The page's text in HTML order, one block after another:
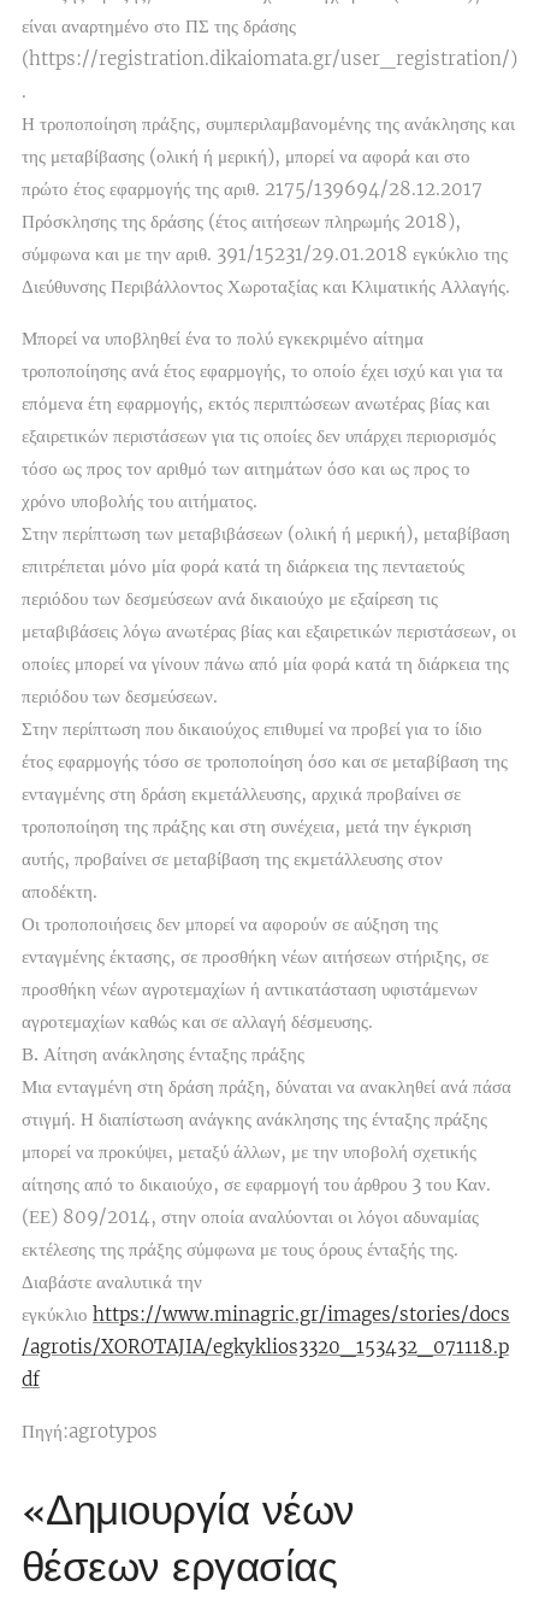
είναι αναρτημένο στο ΠΣ της δράσης
(https://registration.dikaiomata.gr/user_registration/)
.
Η τροποποίηση πράξης, συμπεριλαμβανομένης της ανάκλησης και
της μεταβίβασης (ολική ή μερική), μπορεί να αφορά και στο
πρώτο έτος εφαρμογής της αριθ. 2175/139694/28.12.2017
Πρόσκλησης της δράσης (έτος αιτήσεων πληρωμής 2018),
σύμφωνα και με την αριθ. 391/15231/29.01.2018 εγκύκλιο της
Διεύθυνσης Περιβάλλοντος Χωροταξίας και Κλιματικής Αλλαγής.
Μπορεί να υποβληθεί ένα το πολύ εγκεκριμένο αίτημα
τροποποίησης ανά έτος εφαρμογής, το οποίο έχει ισχύ και για τα
επόμενα έτη εφαρμογής, εκτός περιπτώσεων ανωτέρας βίας και
εξαιρετικών περιστάσεων για τις οποίες δεν υπάρχει περιορισμός
τόσο ως προς τον αριθμό των αιτημάτων όσο και ως προς το
χρόνο υποβολής του αιτήματος.
Στην περίπτωση των μεταβιβάσεων (ολική ή μερική), μεταβίβαση
επιτρέπεται μόνο μία φορά κατά τη διάρκεια της πενταετούς
περιόδου των δεσμεύσεων ανά δικαιούχο με εξαίρεση τις
μεταβιβάσεις λόγω ανωτέρας βίας και εξαιρετικών περιστάσεων, οι
οποίες μπορεί να γίνουν πάνω από μία φορά κατά τη διάρκεια της
περιόδου των δεσμεύσεων.
Στην περίπτωση που δικαιούχος επιθυμεί να προβεί για το ίδιο
έτος εφαρμογής τόσο σε τροποποίηση όσο και σε μεταβίβαση της
ενταγμένης στη δράση εκμετάλλευσης, αρχικά προβαίνει σε
τροποποίηση της πράξης και στη συνέχεια, μετά την έγκριση
αυτής, προβαίνει σε μεταβίβαση της εκμετάλλευσης στον
αποδέκτη.
Οι τροποποιήσεις δεν μπορεί να αφορούν σε αύξηση της
ενταγμένης έκτασης, σε προσθήκη νέων αιτήσεων στήριξης, σε
προσθήκη νέων αγροτεμαχίων ή αντικατάσταση υφιστάμενων
αγροτεμαχίων καθώς και σε αλλαγή δέσμευσης.
Β. Αίτηση ανάκλησης ένταξης πράξης
Μια ενταγμένη στη δράση πράξη, δύναται να ανακληθεί ανά πάσα
στιγμή. Η διαπίστωση ανάγκης ανάκλησης της ένταξης πράξης
μπορεί να προκύψει, μεταξύ άλλων, με την υποβολή σχετικής
αίτησης από το δικαιούχο, σε εφαρμογή του άρθρου 3 του Καν.
(ΕΕ) 809/2014, στην οποία αναλύονται οι λόγοι αδυναμίας
εκτέλεσης της πράξης σύμφωνα με τους όρους ένταξής της.
Διαβάστε αναλυτικά την
εγκύκλιο https://www.minagric.gr/images/stories/docs
/agrotis/XOROTAJIA/egkyklios3320_153432_071118.p
df
Πηγή:agrotypos
«Δημιουργία νέων
θέσεων εργασίας